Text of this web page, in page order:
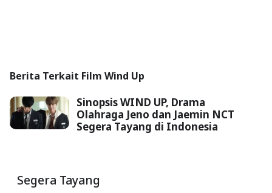
Berita Terkait Film Wind Up
Sinopsis WIND UP, Drama
Olahraga Jeno dan Jaemin NCT
Segera Tayang di Indonesia
Segera Tayang